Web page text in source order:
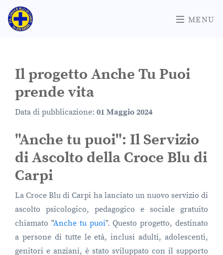
MENU
Il progetto Anche Tu Puoi
prende vita
Data di pubblicazione: 01 Maggio 2024
"Anche tu puoi": Il Servizio
di Ascolto della Croce Blu di
Carpi
La Croce Blu di Carpi ha lanciato un nuovo servizio di
ascolto psicologico, pedagogico e sociale gratuito
chiamato "Anche tu puoi". Questo progetto, destinato
a persone di tutte le età, inclusi adulti, adolescenti,
genitori e anziani, è stato sviluppato con il supporto